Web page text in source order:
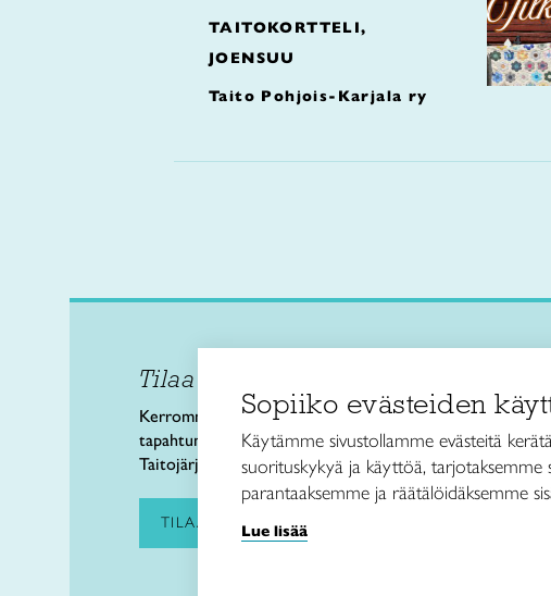
TAITOKORTTELI,
JOENSUU
Taito Pohjois-Karjala ry
Tilaa uutiskirje
Kerromme käsityön valtakunnallisista
tapahtumista ja uutisista sekä
Taitojärjestön toiminnasta.
TILAA UUTISKIRJE
Käsi- ja
Kalevankatu 61
00180 Helsinki
puh. 040 7525
Sopiiko evästeiden
Käytämme sivustollamme evästeitä
suorituskykyä ja käyttöä, tarjotaksemme
parantaaksemme ja räätälöidäksemme
Lue lisää